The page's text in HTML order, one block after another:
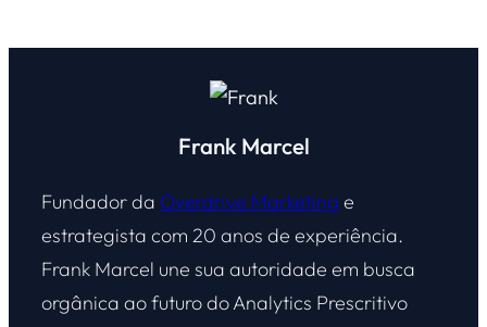
Frank Marcel
Fundador da Overdrive Marketing e
estrategista com 20 anos de experiência.
Frank Marcel une sua autoridade em busca
orgânica ao futuro do Analytics Prescritivo